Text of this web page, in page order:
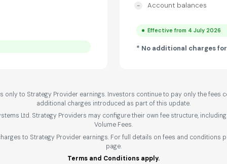
Account balances
Effective from 4 July 2026
* No additional charges
to Strategy Provider earnings. Investors continue to pay only the fees
additional charges introduced as part of this update.
Ltd. Strategy Providers may configure their own fee structure,
Volume Fees.
to Strategy Provider earnings. For full details on fees and conditions
page.
Terms and Conditions apply.